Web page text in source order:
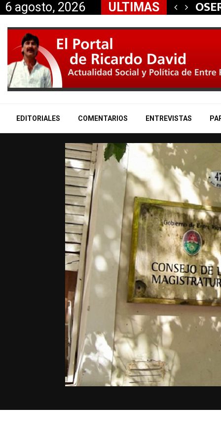
6 agosto, 2026 ULTIMAS
aliados a la…
EDITORIALES COMENTARIOS ENTREVISTAS